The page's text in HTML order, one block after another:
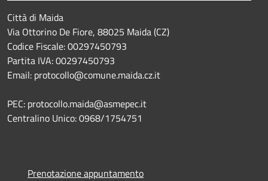
Città di Maida
Via Ottorino De Fiore, 88025 Maida (CZ)
Codice Fiscale: 00297450793
Partita IVA: 00297450793
Email: protocollo@comune.maida.cz.it
PEC: protocollo.maida@asmepec.it
Centralino Unico: 0968/1754751
Prenotazione appuntamento